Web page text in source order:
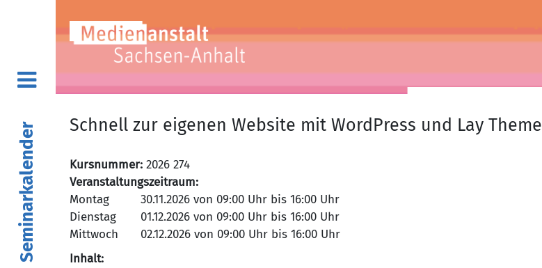
Seminarkalender Schnell zur eigenen Website mit WordPress und Lay Theme
Kursnummer: 2026 274
Veranstaltungszeitraum:
Montag
30.11.2026 von 09:00 Uhr bis 16:00 Uhr
Dienstag
01.12.2026 von 09:00 Uhr bis 16:00 Uhr
Mittwoch
02.12.2026 von 09:00 Uhr bis 16:00 Uhr
Inhalt: